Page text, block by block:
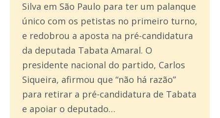
Silva em São Paulo para ter um palanque
único com os petistas no primeiro turno,
e redobrou a aposta na pré-candidatura
da deputada Tabata Amaral. O
presidente nacional do partido, Carlos
Siqueira, afirmou que “não há razão”
para retirar a pré-candidatura de Tabata
e apoiar o deputado…